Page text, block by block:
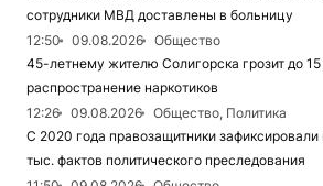
сотрудники МВД доставлены в больницу
12:50
09.08.2026
Общество
45-летнему жителю Солигорска грозит до
распространение наркотиков
12:26
09.08.2026
Общество, Политика
С 2020 года правозащитники
тыс. фактов политического преследования